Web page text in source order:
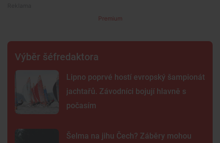
Premium
Výběr šéfredaktora
Lipno poprvé hostí evropský šampionát
jachtařů. Závodníci bojují hlavně s
počasím
Šelma na jihu Čech? Záběry mohou